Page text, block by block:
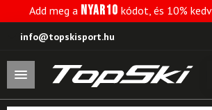
Add meg a NYAR10 kódot, és 10%
info@topskisport.hu